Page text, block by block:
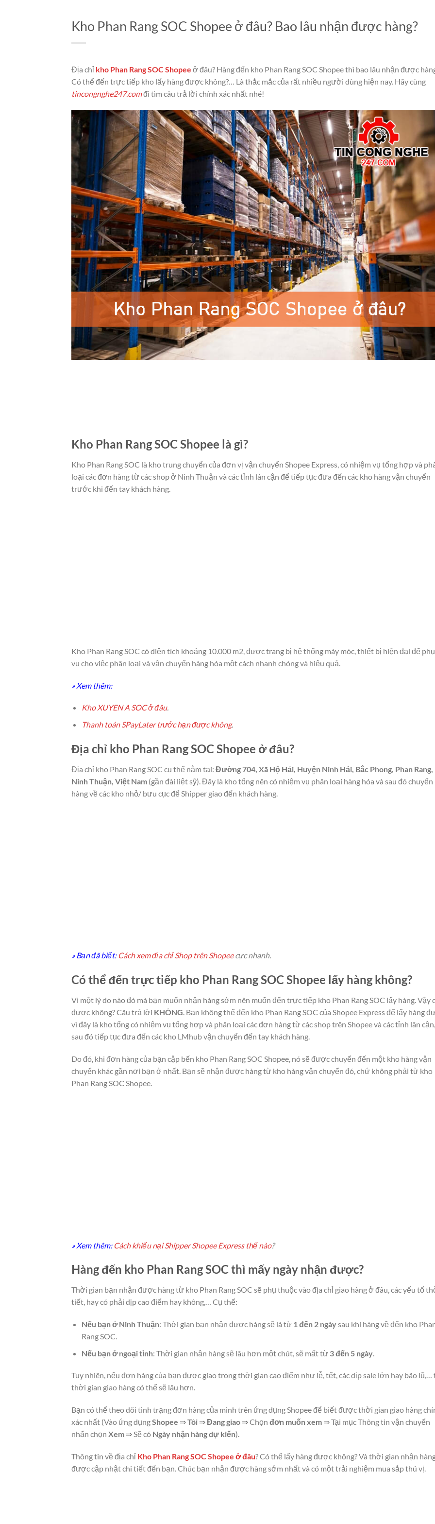
Kho Phan Rang SOC Shopee ở đâu? Bao lâu nhận được hàng?
Địa chỉ kho Phan Rang SOC Shopee ở đâu? Hàng đến kho Phan Rang SOC Shopee thì bao lâu nhận được
Có thể đến trực tiếp kho lấy hàng được không?… Là thắc mắc của rất nhiều người dùng hiện nay. Hãy cùng
tincongnghe247.comđi tìm câu trả lời chính xác nhất nhé!
Kho Phan Rang SOC Shopee là gì?
Kho Phan Rang SOC là kho trung chuyển của đơn vị vận chuyển Shopee Express, có nhiệm vụ tổng hợp và
loại các đơn hàng từ các shop ở Ninh Thuận và các tỉnh lân cận để tiếp tục đưa đến các kho hàng vận chuyển
trước khi đến tay khách hàng.
Kho Phan Rang SOC có diện tích khoảng 10.000 m2, được trang bị hệ thống máy móc, thiết bị hiện đại để
vụ cho việc phân loại và vận chuyển hàng hóa một cách nhanh chóng và hiệu quả.
» Xem thêm:
Kho XUYEN A SOC ở đâu.
Thanh toán SPayLater trước hạn được không.
Địa chỉ kho Phan Rang SOC Shopee ở đâu?
Địa chỉ kho Phan Rang SOC cụ thể nằm tại: Đường 704, Xã Hộ Hải, Huyện Ninh Hải, Bắc Phong, Phan Rang,
Ninh Thuận, Việt Nam (gần đài liệt sỹ). Đây là kho tổng nên có nhiệm vụ phân loại hàng hóa và sau đó chuyển
hàng về các kho nhỏ/ bưu cục để Shipper giao đến khách hàng.
» Bạn đã biết: Cách xem địa chỉ Shop trên Shopeecực nhanh.
Có thể đến trực tiếp kho Phan Rang SOC Shopee lấy hàng không?
Vì một lý do nào đó mà bạn muốn nhận hàng sớm nên muốn đến trực tiếp kho Phan Rang SOC lấy hàng. Vậy
được không? Câu trả lời KHÔNG. Bạn không thể đến kho Phan Rang SOC của Shopee Express để lấy hàng
vì đây là kho tổng có nhiệm vụ tổng hợp và phân loại các đơn hàng từ các shop trên Shopee và các tỉnh lân cận,
sau đó tiếp tục đưa đến các kho LMhub vận chuyển đến tay khách hàng.
Do đó, khi đơn hàng của bạn cập bến kho Phan Rang SOC Shopee, nó sẽ được chuyển đến một kho hàng vận
chuyển khác gần nơi bạn ở nhất. Bạn sẽ nhận được hàng từ kho hàng vận chuyển đó, chứ không phải từ kho
Phan Rang SOC Shopee.
» Xem thêm: Cách khiếu nại Shipper Shopee Express thế nào?
Hàng đến kho Phan Rang SOC thì mấy ngày nhận được?
Thời gian bạn nhận được hàng từ kho Phan Rang SOC sẽ phụ thuộc vào địa chỉ giao hàng ở đâu, các yếu tố
tiết, hay có phải dịp cao điểm hay không,… Cụ thể:
Nếu bạn ở Ninh Thuận: Thời gian bạn nhận được hàng sẽ là từ 1 đến 2 ngàysau khi hàng về đến kho
Rang SOC.
Nếu bạn ở ngoại tỉnh: Thời gian nhận hàng sẽ lâu hơn một chút, sẽ mất từ 3 đến 5 ngày.
Tuy nhiên, nếu đơn hàng của bạn được giao trong thời gian cao điểm như lễ, tết, các dịp sale lớn hay bão lũ,…
thời gian giao hàng có thể sẽ lâu hơn.
Bạn có thể theo dõi tình trạng đơn hàng của mình trên ứng dụng Shopee để biết được thời gian giao hàng
xác nhất (Vào ứng dụngShopee ⇒Tôi ⇒Đang giao ⇒ Chọn đơn muốn xem ⇒ Tại mục Thông tin vận chuyển
nhấn chọn Xem ⇒ Sẽ có Ngày nhận hàng dự kiến).
Thông tin về địa chỉ Kho Phan Rang SOC Shopee ở đâu? Có thể lấy hàng được không? Và thời gian nhận
được cập nhật chi tiết đến bạn. Chúc bạn nhận được hàng sớm nhất và có một trải nghiệm mua sắp thú vị.